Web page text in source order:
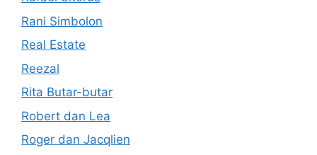
Rani Simbolon
Real Estate
Reezal
Rita Butar-butar
Robert dan Lea
Roger dan Jacqlien